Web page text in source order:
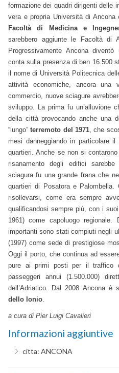
formazione dei quadri dirigenti delle
vera e propria Università di
Facoltà di Medicina e
sarebbero aggiunte le Facoltà di
Progressivamente Ancona
conta sulla presenza di ben 16.500
il nome di Università Politecnica
attività economiche, ancora
commercio, nuove sciagure
sviluppo. La prima fu un’alluvione
della città provocando anche una
“lungo”terremoto del 1971, che
mesi danneggiando in particolare
quartieri. Anche se non si
risanamento degli edifici
sciagura fu una grande frana che
quartieri di Posatora e
risollevarsi, come era sempre
qualificandosi sempre più, con i
1961) come capoluogo
importanti sono stati compiuti negli
(1997) come sede di prestigiose
Oggi il porto, che continua ad
pure ai primi posti per il traffico
passeggeri annui (1.500.000)
dell’Adriatico. Dal 2008 Ancona è
dello Ionio.
a cura di Pier Luigi Cavalieri
Informazioni aggiuntive
citta: ANCONA